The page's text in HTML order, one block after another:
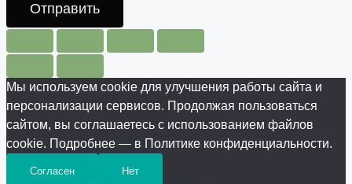
Отправить
Мы используем cookie для улучшения работы сайта и
персонализации сервисов. Продолжая пользоваться
сайтом, вы соглашаетесь с использованием файлов
cookie. Подробнее — в Политике конфиденциальности.
Согласен Нет